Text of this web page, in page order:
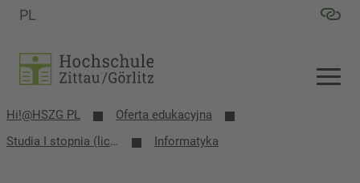
PL
Hi!@HSZG PL
Oferta edukacyjna
Studia I stopnia (licencjackie i inżynierskie)
Informatyka